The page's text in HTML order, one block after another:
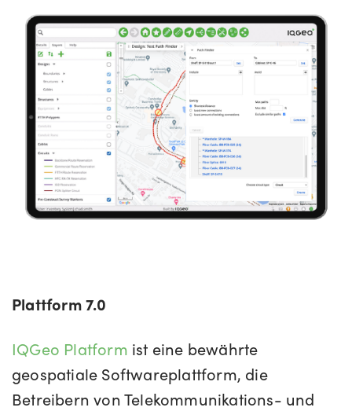
Plattform 7.0
IQGeo Platform ist eine bewährte
geospatiale Softwareplattform, die
Betreibern von Telekommunikations- und